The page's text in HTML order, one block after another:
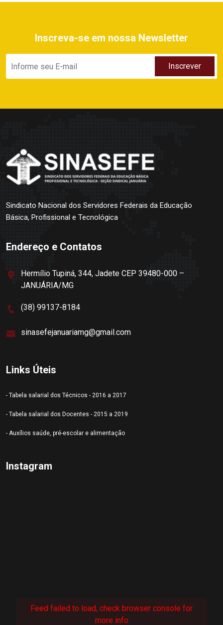
Inscreva-se em nossa Newsletter
Sindicato Nacional dos Servidores Federais da Educação
Básica, Profissional e Tecnológica
Endereço e Contatos
Hermílio Tupiná, 344, Jadete CEP 39480-000 –
JANUÁRIA/MG
(38) 99137-8184
sinasefejanuariamg@gmail.com
Links Úteis
- Tabela salarial dos Técnicos - 2016 a 2017
- Tabela salarial dos Docentes - 2015 a 2019
- Auxílios saúde, pré-escolar e alimentação
Instagram
Feed failed to load, check browser console for
more info